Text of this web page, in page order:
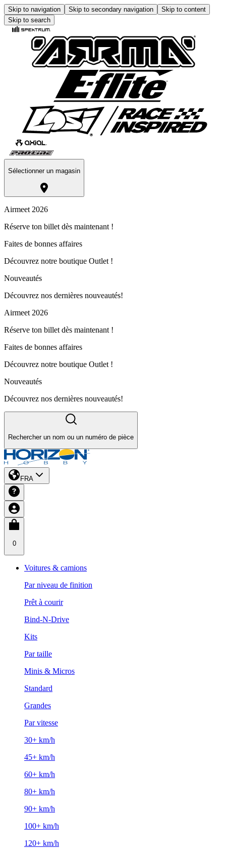
Skip to navigation Skip to secondary navigation
Skip to content
Skip to search
Sélectionner un magasin
Airmeet 2026
Réserve ton billet dès maintenant !
Faites de bonnes affaires
Découvrez notre boutique Outlet !
Nouveautés
Découvrez nos dernières nouveautés!
Airmeet 2026
Réserve ton billet dès maintenant !
Faites de bonnes affaires
Découvrez notre boutique Outlet !
Nouveautés
Découvrez nos dernières nouveautés!
Rechercher un nom ou un numéro de pièce
FRA
0
Voitures & camions
Par niveau de finition
Prêt à courir
Bind-N-Drive
Kits
Par taille
Minis & Micros
Standard
Grandes
Par vitesse
30+ km/h
45+ km/h
60+ km/h
80+ km/h
90+ km/h
100+ km/h
120+ km/h